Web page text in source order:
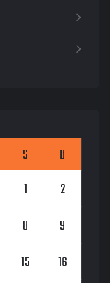
S
D
1
2
8
9
15
16